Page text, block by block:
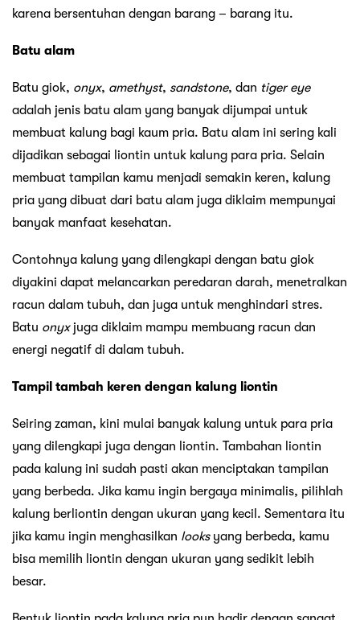
karena bersentuhan dengan barang – barang itu.
Batu alam
Batu giok, onyx, amethyst, sandstone, dan tiger eye
adalah jenis batu alam yang banyak dijumpai untuk
membuat kalung bagi kaum pria. Batu alam ini sering kali
dijadikan sebagai liontin untuk kalung para pria. Selain
membuat tampilan kamu menjadi semakin keren, kalung
pria yang dibuat dari batu alam juga diklaim mempunyai
banyak manfaat kesehatan.
Contohnya kalung yang dilengkapi dengan batu giok
diyakini dapat melancarkan peredaran darah, menetralkan
racun dalam tubuh, dan juga untuk menghindari stres.
Batu onyxjuga diklaim mampu membuang racun dan
energi negatif di dalam tubuh.
Tampil tambah keren dengan kalung liontin
Seiring zaman, kini mulai banyak kalung untuk para pria
yang dilengkapi juga dengan liontin. Tambahan liontin
pada kalung ini sudah pasti akan menciptakan tampilan
yang berbeda. Jika kamu ingin bergaya minimalis, pilihlah
kalung berliontin dengan ukuran yang kecil. Sementara itu
jika kamu ingin menghasilkan looksyang berbeda, kamu
bisa memilih liontin dengan ukuran yang sedikit lebih
besar.